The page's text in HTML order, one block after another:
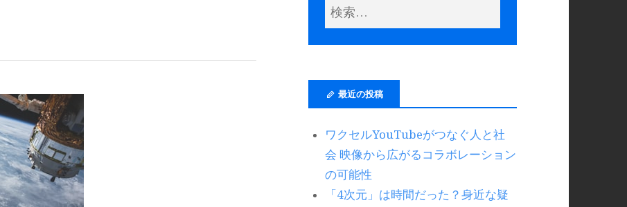
最近の投稿
ワクセルYouTubeがつなぐ人と社
会 映像から広がるコラボレーション
の可能性
「4次元」は時間だった？身近な疑